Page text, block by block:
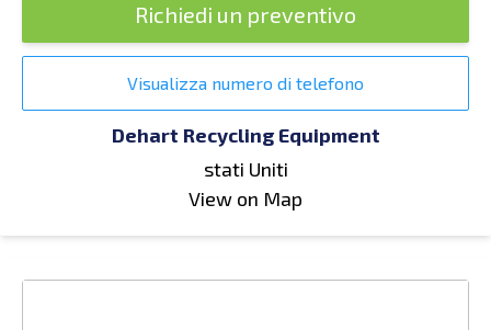
Richiedi un preventivo
Visualizza numero di telefono
Dehart Recycling Equipment
stati Uniti
View on Map